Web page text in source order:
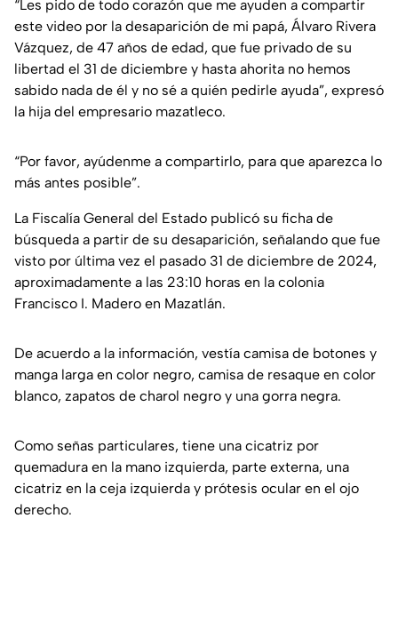
“Les pido de todo corazón que me ayuden a compartir
este video por la desaparición de mi papá, Álvaro Rivera
Vázquez, de 47 años de edad, que fue privado de su
libertad el 31 de diciembre y hasta ahorita no hemos
sabido nada de él y no sé a quién pedirle ayuda”, expresó
la hija del empresario mazatleco.
“Por favor, ayúdenme a compartirlo, para que aparezca lo
más antes posible”.
La Fiscalía General del Estado publicó su ficha de
búsqueda a partir de su desaparición, señalando que fue
visto por última vez el pasado 31 de diciembre de 2024,
aproximadamente a las 23:10 horas en la colonia
Francisco I. Madero en Mazatlán.
De acuerdo a la información, vestía camisa de botones y
manga larga en color negro, camisa de resaque en color
blanco, zapatos de charol negro y una gorra negra.
Como señas particulares, tiene una cicatriz por
quemadura en la mano izquierda, parte externa, una
cicatriz en la ceja izquierda y prótesis ocular en el ojo
derecho.